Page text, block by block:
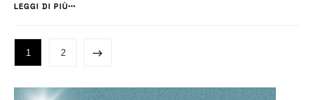
Presidente Mattarella inaugurerà la ristrutturata scuola Pie...
LEGGI DI PIÙ
1 2